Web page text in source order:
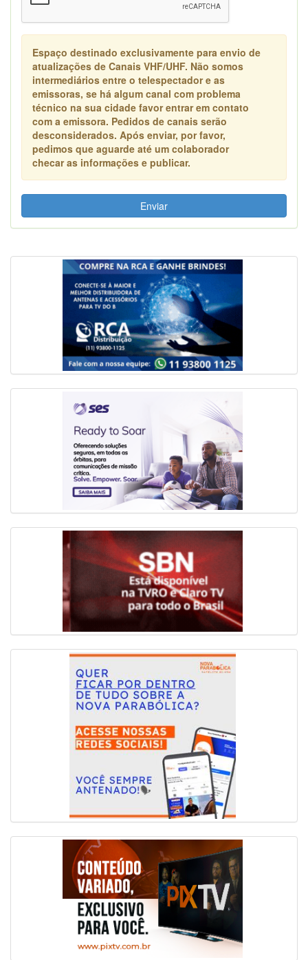
Espaço destinado exclusivamente para envio de
atualizações de Canais VHF/UHF. Não somos
intermediários entre o telespectador e as
emissoras, se há algum canal com problema
técnico na sua cidade favor entrar em contato
com a emissora. Pedidos de canais serão
desconsiderados. Após enviar, por favor,
pedimos que aguarde até um colaborador
checar as informações e publicar.
Enviar